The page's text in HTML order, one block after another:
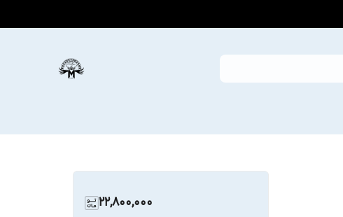
22,800,000